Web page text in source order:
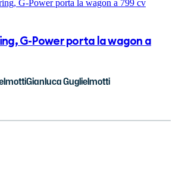
G-Power porta la wagon a
Gianluca Guglielmotti